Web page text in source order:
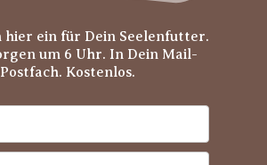
hier ein für Dein Seelenfutter.
um 6 Uhr. In Dein Mail-
Postfach. Kostenlos.